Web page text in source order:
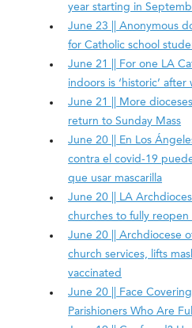
year starting in
June 23 || Anonymous
for Catholic school
June 21 || For one LA
indoors is ‘historic’
June 21 || More
return to Sunday Mass
June 20 || En Los
contra el covid-19
que usar mascarilla
June 20 || LA
churches to fully reopen
June 20 || Archdiocese
church services, lifts
vaccinated
June 20 || Face
Parishioners Who Are